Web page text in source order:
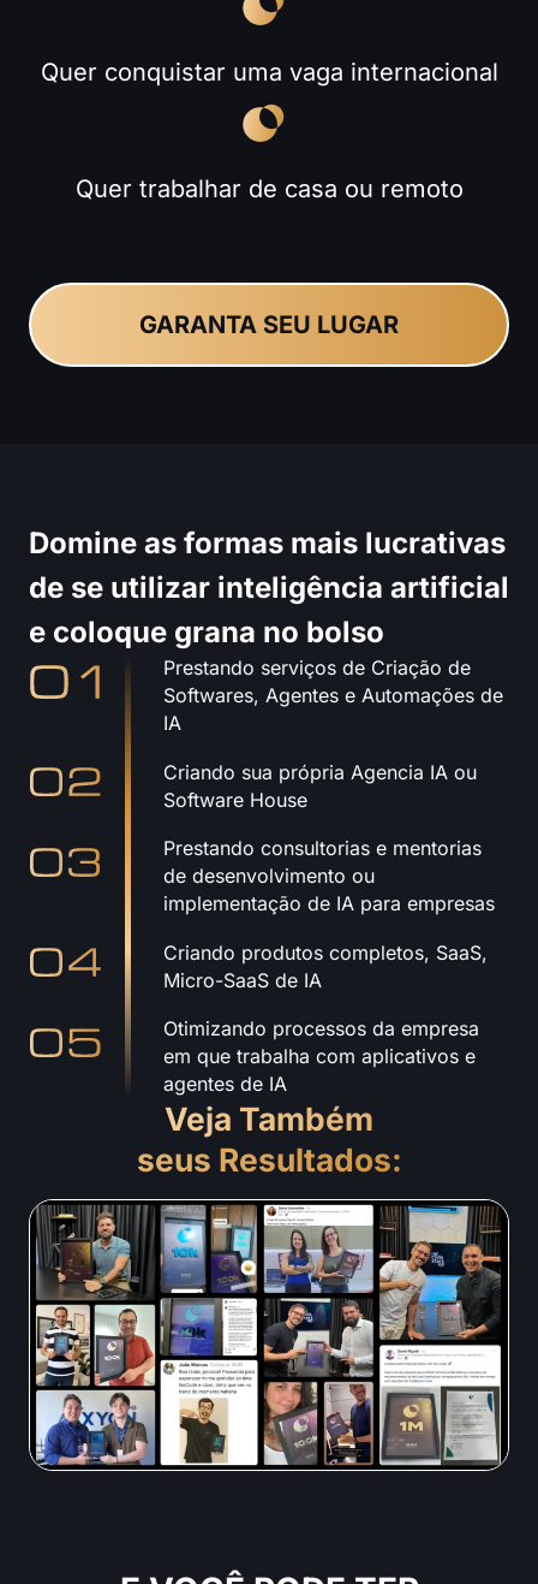
Quer conquistar uma vaga internacional
Quer trabalhar de casa ou remoto
GARANTA SEU LUGAR
Domine as formas mais lucrativas
de se utilizar inteligência artificial
e coloque grana no bolso
Prestando serviços de Criação de
Softwares, Agentes e Automações de
IA
Criando sua própria Agencia IA ou
Software House
Prestando consultorias e mentorias
de desenvolvimento ou
implementação de IA para empresas
Criando produtos completos, SaaS,
Micro-SaaS de IA
Otimizando processos da empresa
em que trabalha com aplicativos e
agentes de IA
Veja Também
seus Resultados: